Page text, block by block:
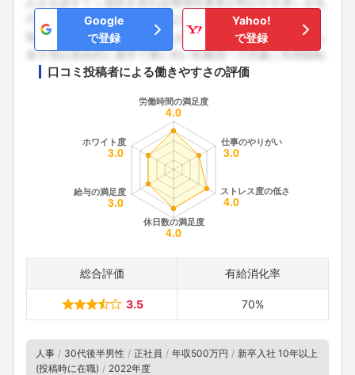
Google
で登録
Yahoo!
で登録
口コミ投稿者による働きやすさの評価
総合評価 有給消化率
3.5 70%
人事 30代後半男性 正社員 年収500万円
新卒入社 10年以上
(投稿時に在職)
2022年度